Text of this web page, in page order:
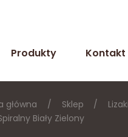
Produkty Kontakt
główna Sklep
Biały Zielony